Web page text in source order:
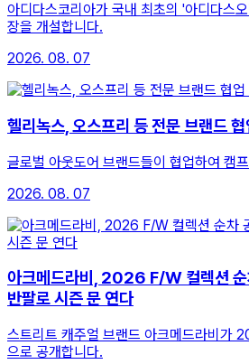
아디다스코리아가 국내 최초의 '아디다스
장을 개설합니다.
2026. 08. 07
헬리녹스, 오스프리 등 전문 브랜드
글로벌 아웃도어 브랜드들이 협업하여 캠
2026. 08. 07
아크메드라비, 2026 F/W 컬렉션
반팔로 시즌 문 연다
스트리트 캐주얼 브랜드 아크메드라비가
으로 공개합니다.